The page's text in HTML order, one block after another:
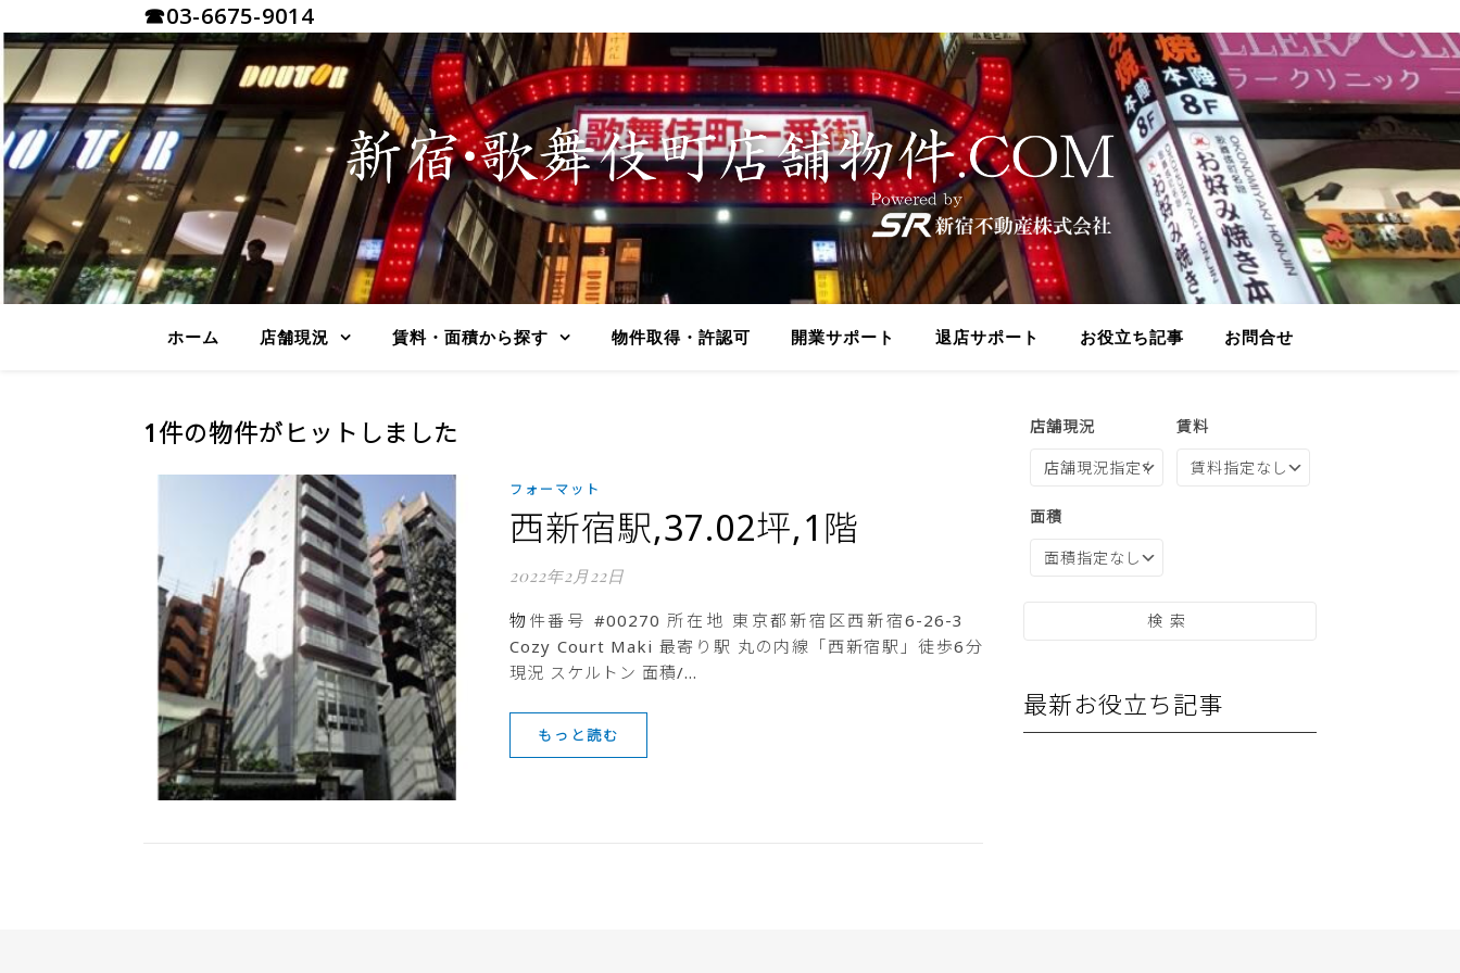
☎03-6675-9014
ホーム 店舗現況 賃料・面積から探す 物件取得・許認可 開業サポート 退店サポート お役立ち記事 お問合せ
1件の物件がヒットしました
フォーマット
西新宿駅,37.02坪,1階
2022年2月22日
物件番号 #00270 所在地 東京都新宿区西新宿6-26-3
Cozy Court Maki 最寄り駅 丸の内線「西新宿駅」徒歩6分
現況 スケルトン 面積/…
もっと読む
店舗現況 賃料
面積
最新お役立ち記事